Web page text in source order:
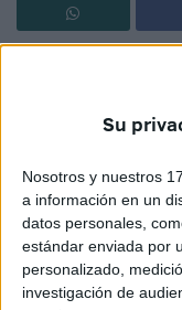
Su
Nosotros y nuestros
a información en un
datos personales,
estándar enviada por
personalizado,
investigación de
de ceuta ha puesto
localidades para la
gestual
Yllana, llegará al
noviembre a las
El montaje, para el
precios de entre 2 y